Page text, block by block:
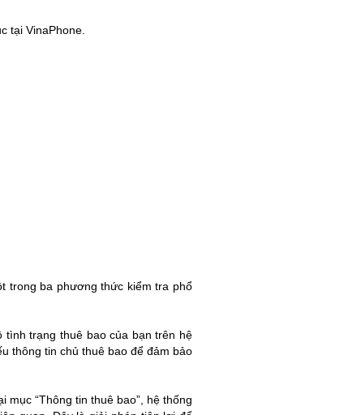
tại VinaPhone.
trong ba phương thức kiểm tra phổ
tình trạng thuê bao của bạn trên hệ
thông tin chủ thuê bao để đảm bảo
“Thông tin thuê bao”, hệ thống